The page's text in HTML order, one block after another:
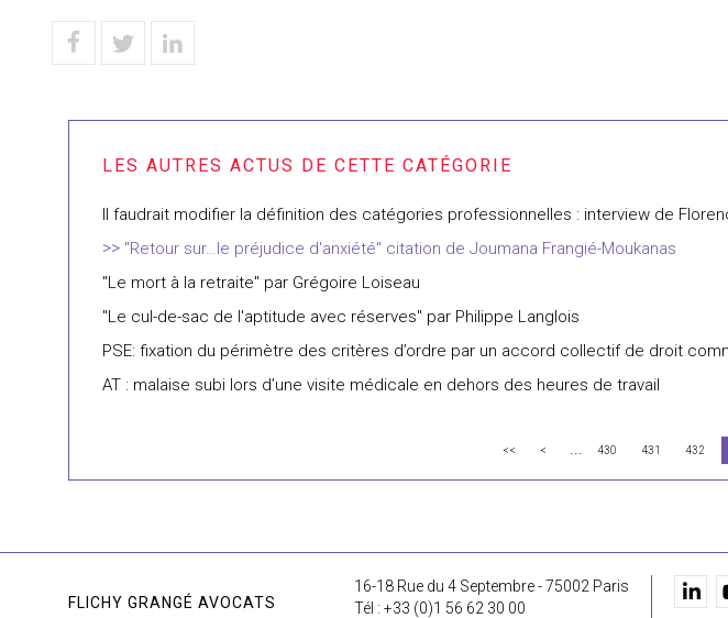
Il faudrait modifier la définition des catégories professionnelles : interview de
"Retour sur…le préjudice d'anxiété" citation de Joumana Frangié-Moukanas
"Le mort à la retraite" par Grégoire Loiseau
"Le cul-de-sac de l'aptitude avec réserves" par Philippe Langlois
PSE: fixation du périmètre des critères d’ordre par un accord collectif de droit
AT : malaise subi lors d’une visite médicale en dehors des heures de travail
<< < ... 430 431 432
FLICHY GRANGÉ AVOCATS
16-18 Rue du 4 Septembre - 75002 Paris
Tél : +33 (0)1 56 62 30 00